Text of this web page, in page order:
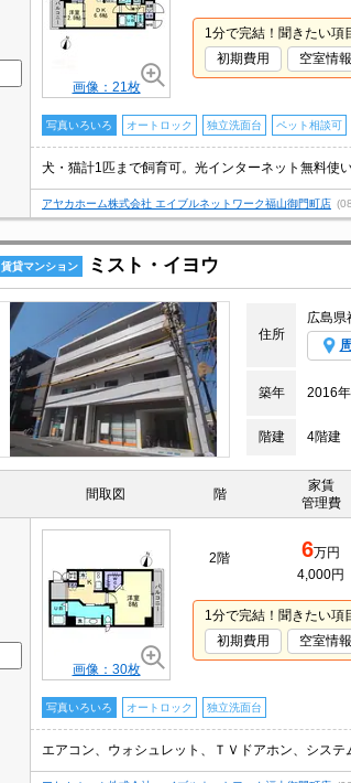
画像：21枚
1分で完結！聞きたい項
初期費用
空室情報
写真いろいろ オートロック 独立洗面台 ペット相談可
犬・猫計1匹まで飼育可。光インターネット無料使
アヤカホーム株式会社 エイブルネットワーク福山御門町店
賃貸マンション ミスト・イヨウ
住所
広島県
築年 2016年
階建 4階建
間取図 階
家賃
管理費
画像：30枚
2階 6万円
4,000円
1分で完結！聞きたい項
初期費用
空室情報
写真いろいろ オートロック 独立洗面台